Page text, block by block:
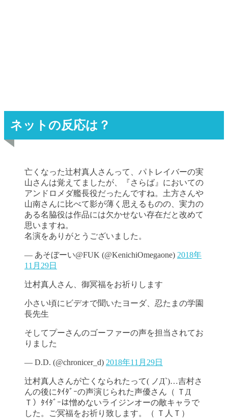
ネットの反応は？
亡くなった辻村真人さんって、パトレイバーの実
山さんは覚えてましたが、『さらば』においての
アンドロメダ艦長役だったんですね。土方さんや
山南さんに比べて影が薄く思えるものの、実力の
ある名脇役は作品には欠かせない存在だと改めて
思いますね。
名演をありがとうございました。
— あそぼーい@FUK (@KenichiOmegaone) 2018年
11月29日
辻村真人さん、御冥福をお祈りします
小さい頃にビデオで聞いたヨーダ、忍たまの学園
長先生
そしてプーさんのゴーファーの声を担当されてお
りました
— D.D. (@chronicer_d) 2018年11月29日
辻村真人さんが亡くなられたって( ノД`)…吉村さ
んの後にﾀｲﾀﾞｰの声演じられた声優さん（ ＴД
Ｔ）ﾀｲﾀﾞｰは憎めないライジンオーの敵キャラで
した。ご冥福をお祈り致します。（ Ｔ人Ｔ）